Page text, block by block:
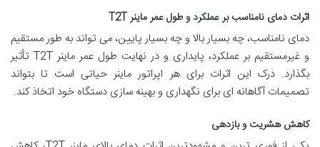
اثرات دمای نامناسب بر عملکرد و طول عمر ماینر T2T
دمای نامناسب، چه بسیار بالا و چه بسیار پایین، می تواند به طور مستقیم
و غیرمستقیم بر عملکرد، پایداری و در نهایت طول عمر ماینر T2T تأثیر
بگذارد. درک این اثرات برای هر اپراتور ماینر حیاتی است تا بتواند
تصمیمات آگاهانه ای برای نگهداری و بهینه سازی دستگاه خود اتخاذ کند.
کاهش هشریت و بازدهی